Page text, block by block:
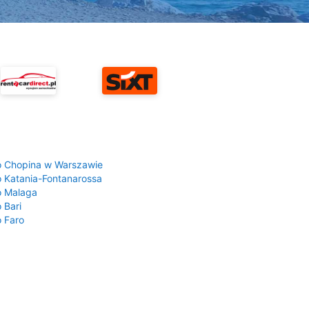
Chopina w Warszawie
Katania-Fontanarossa
Malaga
Bari
Faro